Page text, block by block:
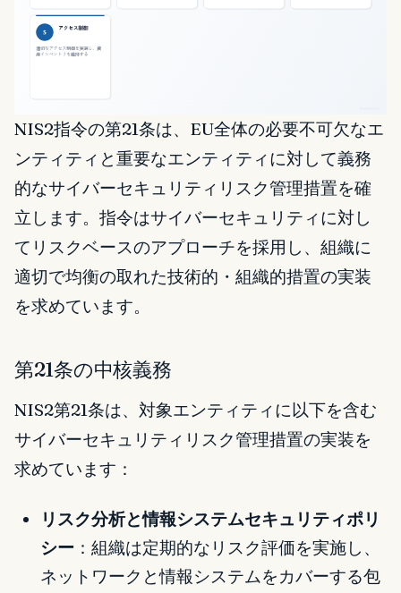
NIS2指令の第21条は、EU全体の必要不可欠なエ
ンティティと重要なエンティティに対して義務
的なサイバーセキュリティリスク管理措置を確
立します。指令はサイバーセキュリティに対し
てリスクベースのアプローチを採用し、組織に
適切で均衡の取れた技術的・組織的措置の実装
を求めています。
第21条の中核義務
NIS2第21条は、対象エンティティに以下を含む
サイバーセキュリティリスク管理措置の実装を
求めています：
リスク分析と情報システムセキュリティポリ
シー ：組織は定期的なリスク評価を実施し、
ネットワークと情報システムをカバーする包